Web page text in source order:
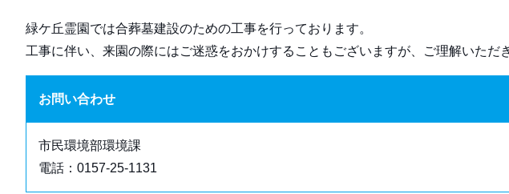
緑ケ丘霊園では合葬墓建設のための工事を行っております。
工事に伴い、来園の際にはご迷惑をおかけすることもございますが、ご理解いただ
お問い合わせ
市民環境部環境課
電話：0157-25-1131